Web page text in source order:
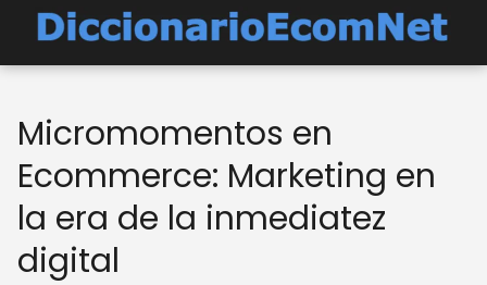
Micromomentos en
Ecommerce: Marketing en
la era de la inmediatez
digital